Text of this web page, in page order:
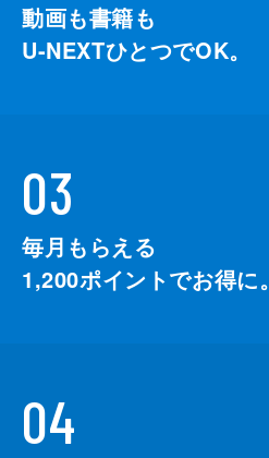
動画も書籍も
U-NEXTひとつでOK。
03
毎月もらえる
1,200ポイントでお得に。
04